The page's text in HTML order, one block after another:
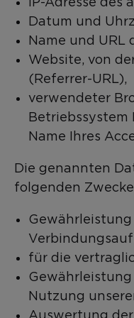
Datum und
Name und URL
Website, von
(Referrer-URL),
verwendeter
Betriebssystem
Name Ihres
Die genannten
folgenden
für die
Nutzung
Auswertung